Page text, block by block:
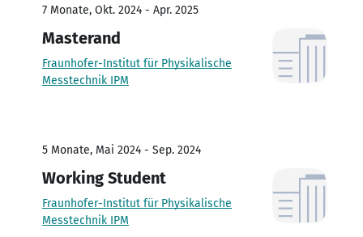
7 Monate, Okt. 2024 - Apr. 2025
Masterand
Fraunhofer-Institut für Physikalische
Messtechnik IPM
5 Monate, Mai 2024 - Sep. 2024
Working Student
Fraunhofer-Institut für Physikalische
Messtechnik IPM